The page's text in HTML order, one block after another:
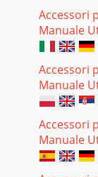
Accessori
Manuale
Accessori
Manuale
Accessori
Manuale